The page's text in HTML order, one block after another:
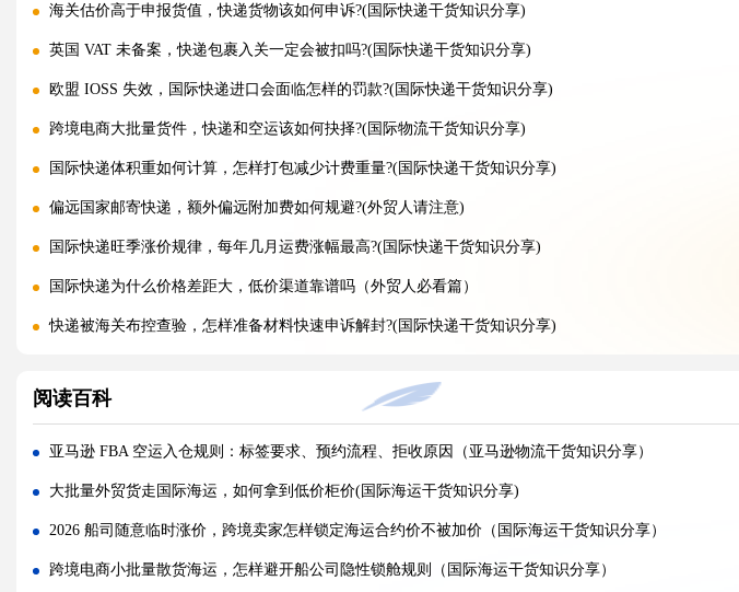
海关估价高于申报货值，快递货物该如何申诉?(国际快递干货知识分享)
英国 VAT 未备案，快递包裹入关一定会被扣吗?(国际快递干货知识分享)
欧盟 IOSS 失效，国际快递进口会面临怎样的罚款?(国际快递干货知识分享)
跨境电商大批量货件，快递和空运该如何抉择?(国际物流干货知识分享)
国际快递体积重如何计算，怎样打包减少计费重量?(国际快递干货知识分享)
偏远国家邮寄快递，额外偏远附加费如何规避?(外贸人请注意)
国际快递旺季涨价规律，每年几月运费涨幅最高?(国际快递干货知识分享)
国际快递为什么价格差距大，低价渠道靠谱吗（外贸人必看篇）
快递被海关布控查验，怎样准备材料快速申诉解封?(国际快递干货知识分享)
国际快递实木木箱无 IPPC 标识，一定会被海关扣留吗?(国际快递干货知识分享)
快递 AMS、IOSS、VAT 预申报填错，会带来什么麻烦?(国际快递干货知识分享)
国际快递低申报被海关查到，一般罚款比例是多少（外贸人请注意）
国际快递品名申报出错，会产生哪些罚款与滞留后果?(外贸人请注意)
国际快递频繁被扣件，到底该如何降低扣关概率?(国际快递干货知识分享)
阅读百科
亚马逊 FBA 空运入仓规则：标签要求、预约流程、拒收原因（亚马逊物流干货知识分享）
大批量外贸货走国际海运，如何拿到低价柜价(国际海运干货知识分享)
2026 船司随意临时涨价，跨境卖家怎样锁定海运合约价不被加价（国际海运干货知识分享）
跨境电商小批量散货海运，怎样避开船公司隐性锁舱规则（国际海运干货知识分享）